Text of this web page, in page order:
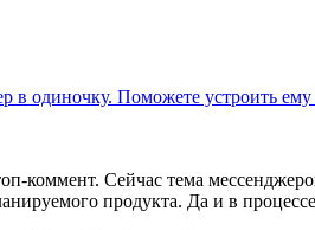
в одиночку. Поможете устроить ему
коммент. Сейчас тема
продукта. Да и в